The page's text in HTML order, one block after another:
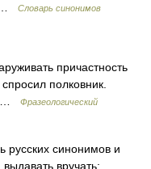
… Словарь синонимов
причастность
полковник.
…
Фразеологический
русских синонимов и
вручать;